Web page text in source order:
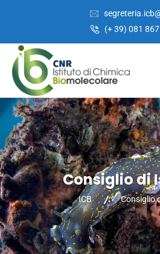
(+ 39) 081
Consiglio di
ICB Consiglio